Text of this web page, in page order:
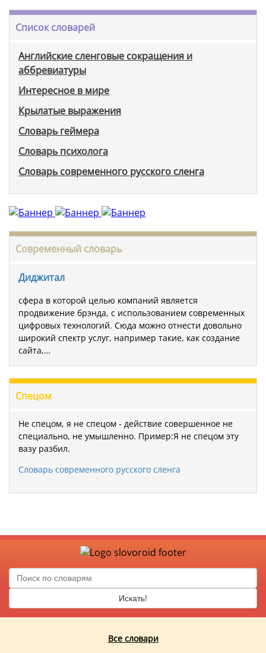
Список словарей
Английские сленговые сокращения и
аббревиатуры
Интересное в мире
Крылатые выражения
Словарь геймера
Словарь психолога
Словарь современного русского сленга
Современный словарь
Диджитал
сфера в которой целью компаний является
продвижение брэнда, с использованием современных
цифровых технологий. Сюда можно отнести довольно
широкий спектр услуг, например такие, как создание
сайта,…
Спецом
Не спецом, я не спецом - действие совершенное не
специально, не умышленно. Пример:Я не спецом эту
вазу разбил.
Словарь современного русского сленга
Искать!
Все словари